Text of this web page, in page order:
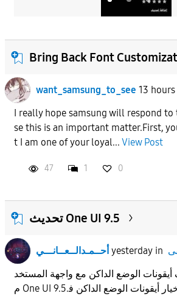
Bring Back Font
want_samsung_to_see 13 hours
​I really hope samsung will respond to
se this is an important matter.​First,
t I am one of your loyal... View Post
47 1 0
تحديث One UI 9.5
أحــمـدالــعــانـــي yesterdayin
أيقونات الوضع الداكن مع واجهة المستخد
م One UI 9.5.وُجدت إشارات إلى خيار أيقونات الوضع الداكن ف